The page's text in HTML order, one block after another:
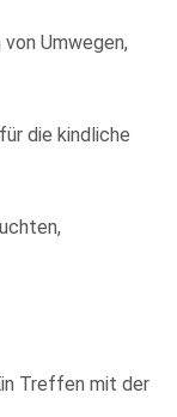
Umwegen,
die kindliche
Treffen mit der